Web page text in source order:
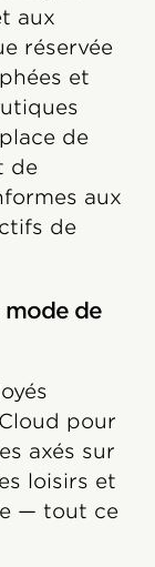
aux
réservée
et
de
de
aux
de
mode de
pour
axés sur
loisirs et
— tout ce